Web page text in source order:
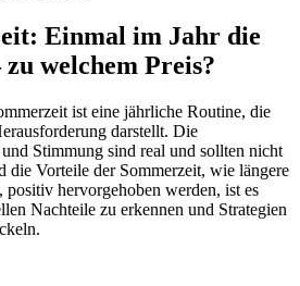
Einmal im Jahr die
welchem Preis?
ist eine jährliche Routine, die
darstellt. Die
Stimmung sind real und sollten nicht
die Vorteile der Sommerzeit, wie längere
positiv hervorgehoben werden, ist es
Nachteile zu erkennen und Strategien